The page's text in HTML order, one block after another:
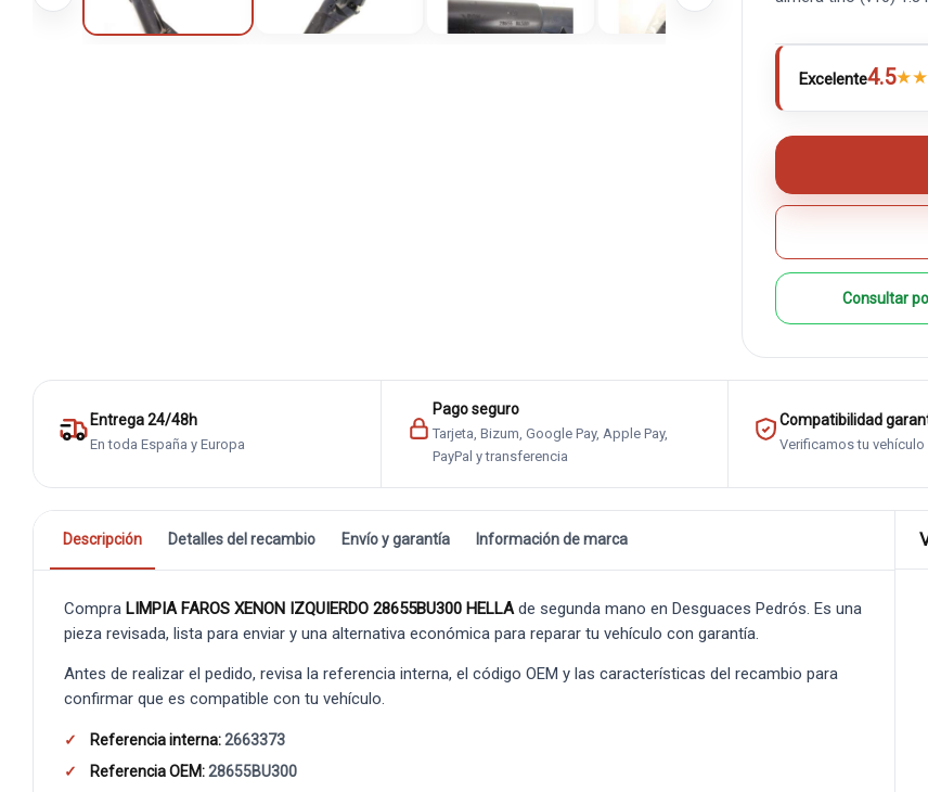
Excelente4.5★★
Consultar
Entrega 24/48h
En toda España y Europa
Pago seguro
Tarjeta, Bizum, Google Pay, Apple Pay,
PayPal y transferencia
Compatibilidad
Verificamos tu vehículo
Descripción Detalles del recambio Envío y garantía Información de marca
Compra LIMPIA FAROS XENON IZQUIERDO 28655BU300 HELLA de segunda mano en Desguaces Pedrós. Es una
pieza revisada, lista para enviar y una alternativa económica para reparar tu vehículo con garantía.
Antes de realizar el pedido, revisa la referencia interna, el código OEM y las características del recambio para
confirmar que es compatible con tu vehículo.
Referencia interna:2663373
Referencia OEM:28655BU300